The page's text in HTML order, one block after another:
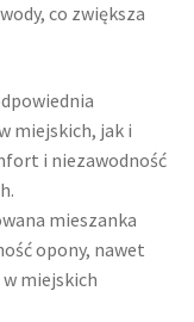
co zwiększa
miejskich, jak i
i niezawodność
mieszanka
opony, nawet
miejskich